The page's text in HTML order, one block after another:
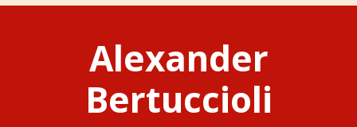
Alexander
Bertuccioli